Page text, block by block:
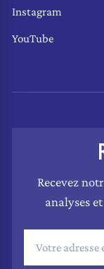
Instagram
YouTube
Recevez
analyses